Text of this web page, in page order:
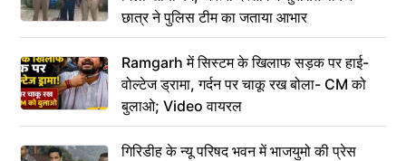
छात्र ने पुलिस टीम का जताया आभार
Ramgarh में सिस्टम के खिलाफ सड़क पर हाई-
वोल्टेज ड्रामा, गर्दन पर चाकू रख बोला- CM को
बुलाओ; Video वायरल
गिरिडीह के न्यू परिषद भवन में भाजयुमो की प्रेस